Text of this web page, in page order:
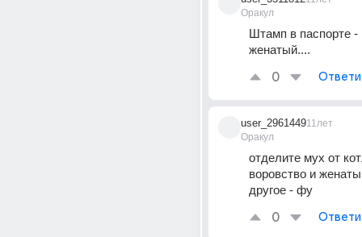
Оракул
Штамп в паспорте -
женатый....
0
user_2961449
Оракул
11лет
отделите мух от
воровство и
другое - фу
0